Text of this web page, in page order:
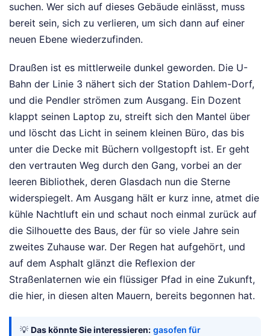
suchen. Wer sich auf dieses Gebäude einlässt, muss
bereit sein, sich zu verlieren, um sich dann auf einer
neuen Ebene wiederzufinden.
Draußen ist es mittlerweile dunkel geworden. Die U-
Bahn der Linie 3 nähert sich der Station Dahlem-Dorf,
und die Pendler strömen zum Ausgang. Ein Dozent
klappt seinen Laptop zu, streift sich den Mantel über
und löscht das Licht in seinem kleinen Büro, das bis
unter die Decke mit Büchern vollgestopft ist. Er geht
den vertrauten Weg durch den Gang, vorbei an der
leeren Bibliothek, deren Glasdach nun die Sterne
widerspiegelt. Am Ausgang hält er kurz inne, atmet die
kühle Nachtluft ein und schaut noch einmal zurück auf
die Silhouette des Baus, der für so viele Jahre sein
zweites Zuhause war. Der Regen hat aufgehört, und
auf dem Asphalt glänzt die Reflexion der
Straßenlaternen wie ein flüssiger Pfad in eine Zukunft,
die hier, in diesen alten Mauern, bereits begonnen hat.
💡 Das könnte Sie interessieren: gasofen für